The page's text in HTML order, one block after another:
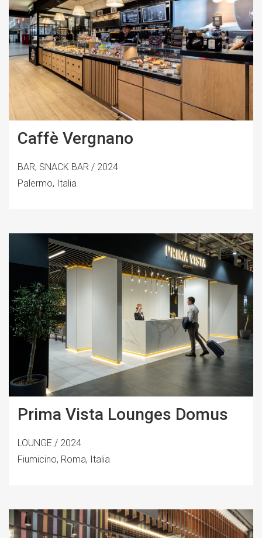
Caffè Vergnano
BAR, SNACK BAR / 2024
Palermo, Italia
Prima Vista Lounges Domus
LOUNGE / 2024
Fiumicino, Roma, Italia